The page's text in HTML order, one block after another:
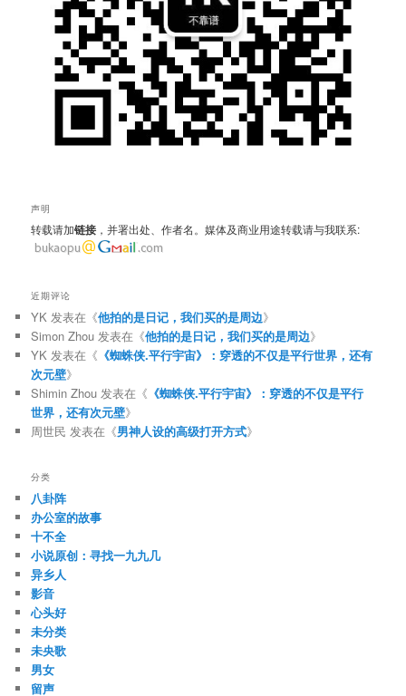
声明
转载请加链接 ，并署出处、作者名。媒体及商业用途转载请与我联系:
近期评论
YK 发表在《他拍的是日记，我们买的是周边》
Simon Zhou 发表在《他拍的是日记，我们买的是周边》
YK 发表在《 《蜘蛛侠.平行宇宙》：穿透的不仅是平行世界，还有
次元壁》
Shimin Zhou 发表在《 《蜘蛛侠.平行宇宙》：穿透的不仅是平行
世界，还有次元壁》
周世民 发表在《男神人设的高级打开方式》
分类
八卦阵
办公室的故事
十不全
小说原创：寻找一九九几
异乡人
影音
心头好
未分类
未央歌
男女
留声